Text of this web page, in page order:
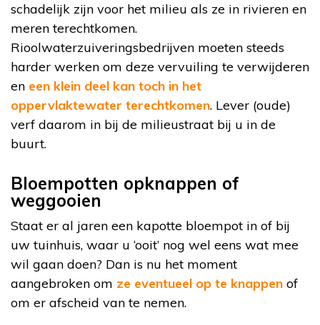
schadelijk zijn voor het milieu als ze in rivieren en
meren terechtkomen.
Rioolwaterzuiveringsbedrijven moeten steeds
harder werken om deze vervuiling te verwijderen
en een klein deel kan toch in het
oppervlaktewater terechtkomen. Lever (oude)
verf daarom in bij de milieustraat bij u in de
buurt.
Bloempotten opknappen of
weggooien
Staat er al jaren een kapotte bloempot in of bij
uw tuinhuis, waar u ‘ooit’ nog wel eens wat mee
wil gaan doen? Dan is nu het moment
aangebroken om ze eventueel op te knappen of
om er afscheid van te nemen.